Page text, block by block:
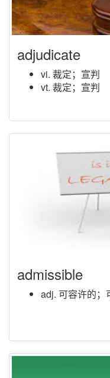
adjudicate
vi. 裁定；宣判
vt. 裁定；宣判
admissible
adj. 可容许的；